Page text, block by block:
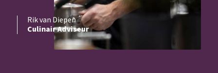
Rik van Diepen
Culinair Adviseur